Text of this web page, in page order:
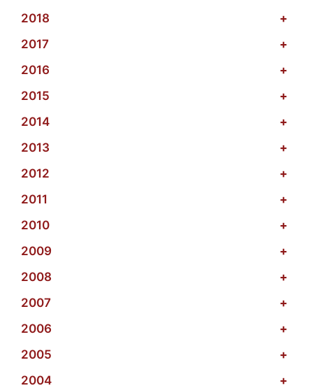
2018
+
2017
+
2016
+
2015
+
2014
+
2013
+
2012
+
2011
+
2010
+
2009
+
2008
+
2007
+
2006
+
2005
+
2004
+